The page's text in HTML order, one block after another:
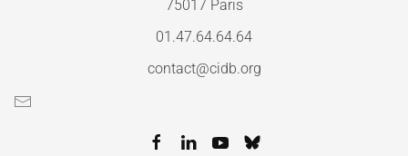
75017 Paris
01.47.64.64.64
contact@cidb.org